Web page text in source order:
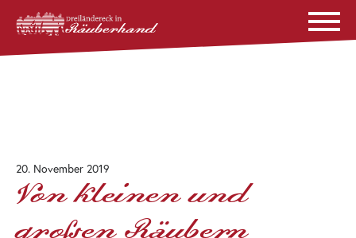
20. November 2019
Von kleinen und